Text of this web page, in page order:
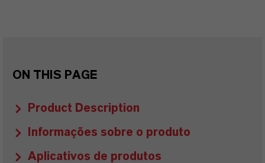
ON THIS PAGE
Product Description
Informações sobre o produto
Aplicativos de produtos